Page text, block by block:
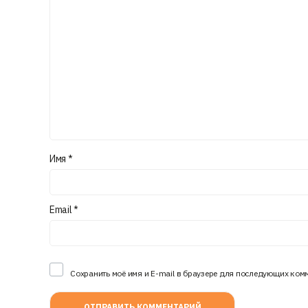
Имя *
Email*
Сохранить моё имя и E-mail в браузере для последующих